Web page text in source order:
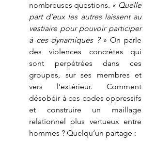
nombreuses questions. « Quelle
part d’eux les autres laissent au
vestiaire pour pouvoir participer
à ces dynamiques ? » On parle
des violences concrètes qui
sont perpétrées dans ces
groupes, sur ses membres et
vers l’extérieur. Comment
désobéir à ces codes oppressifs
et construire un maillage
relationnel plus vertueux entre
hommes ? Quelqu’un partage :